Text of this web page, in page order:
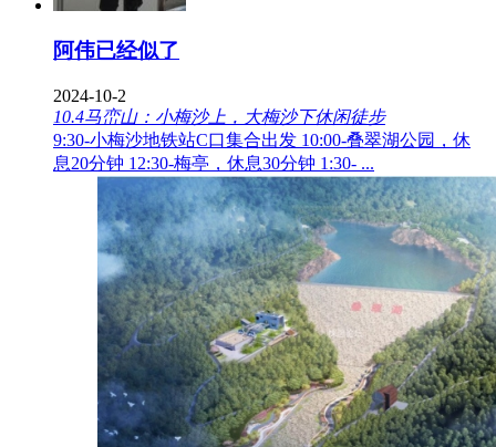
阿伟已经似了
2024-10-2
10.4马峦山：小梅沙上，大梅沙下休闲徒步
9:30-小梅沙地铁站C口集合出发 10:00-叠翠湖公园，休
息20分钟 12:30-梅亭，休息30分钟 1:30- ...